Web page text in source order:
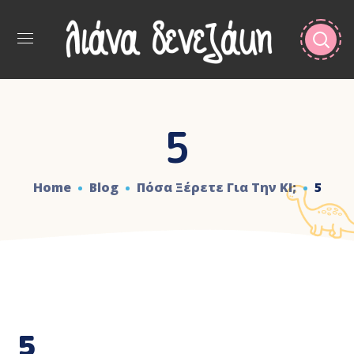
5
Home Blog Πόσα Ξέρετε Για Την ΚΙ; 5
5